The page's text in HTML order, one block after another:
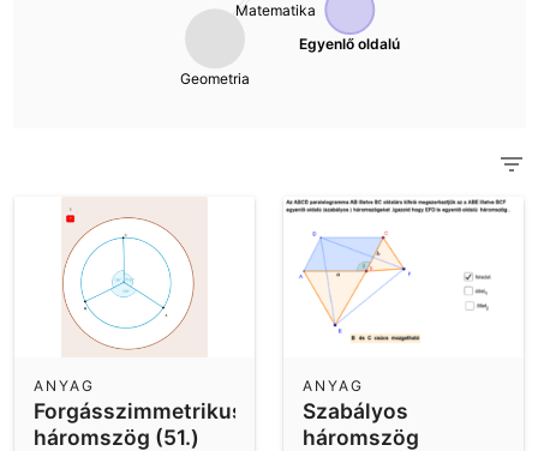
Scientific Calculator
App letöltések
Get started with the GeoGebra Apps
Geometria
Matematika
Egyenlő oldalú
Forgásszimmetrikus
háromszög (51.)
ANYAG
Szabályos
háromszög
ANYAG